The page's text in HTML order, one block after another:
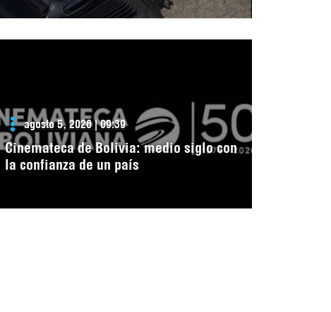
agosto 5, 2026 | 09:39
Cinemateca de Bolivia: medio siglo con
la confianza de un país